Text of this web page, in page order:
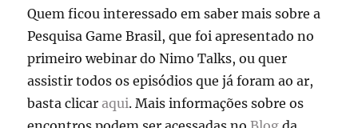
Quem ficou interessado em saber mais sobre a
Pesquisa Game Brasil, que foi apresentado no
primeiro webinar do Nimo Talks, ou quer
assistir todos os episódios que já foram ao ar,
basta clicaraqui. Mais informações sobre os